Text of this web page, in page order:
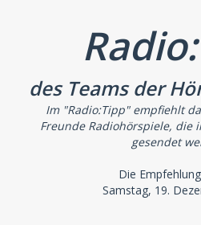
des Teams der
Im "Radio:Tipp" empfiehlt
Freunde Radiohörspiele, die
gesendet
Die
Samstag, 19.